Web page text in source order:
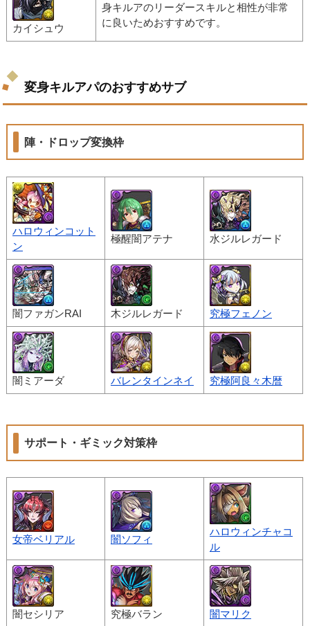
カイシュウ
身キルアのリーダースキルと相性が非常
に良いためおすすめです。
変身キルアパのおすすめサブ
陣・ドロップ変換枠
ハロウィンコット
ン
極醒闇アテナ 水ジルレガード
闇ファガンRAI 木ジルレガード 究極フェノン
闇ミアーダ バレンタインネイ 究極阿良々木暦
サポート・ギミック対策枠
女帝ベリアル 闇ソフィ
ハロウィンチャコ
ル
闇セシリア 究極バラン 闇マリク